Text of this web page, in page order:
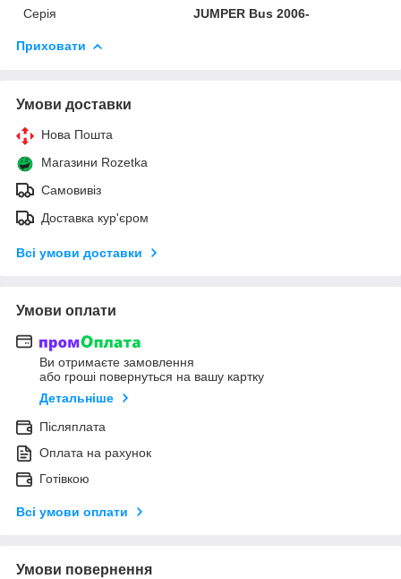
Серія
JUMPER Bus 2006-
Приховати
Умови доставки
Нова Пошта
Магазини Rozetka
Самовивіз
Доставка кур'єром
Всі умови доставки
Умови оплати
Ви отримаєте замовлення
або гроші повернуться на вашу картку
Детальніше
Післяплата
Оплата на рахунок
Готівкою
Всі умови оплати
Умови повернення